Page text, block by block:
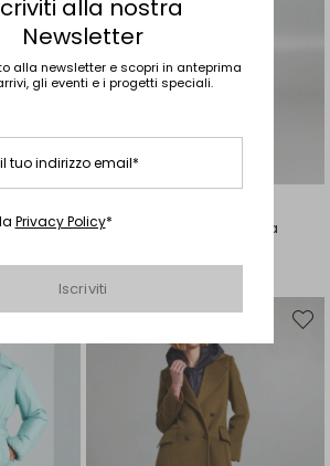
Imbottito lungo con cintura
wishlist
alla nostra
Newsletter
alla newsletter e scopri in anteprima
gli eventi e i progetti speciali.
tuo indirizzo email*
Privacy Policy*
Iscriviti